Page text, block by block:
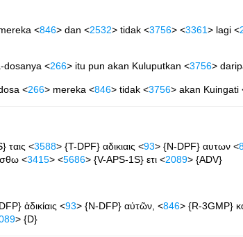
<846> dan <2532> tidak <3756> <3361> lagi <
dosanya <266> itu pun akan Kuluputkan <3756>
<266> mereka <846> tidak <3756> akan Kuingati
ταις <3588> {T-DPF} αδικιαις <93> {N-DPF} αυτων <
<3415> <5686> {V-APS-1S} ετι <2089> {ADV}
ἀδικίαις <93> {N-DFP} αὐτῶν, <846> {R-3GMP}
> {D}